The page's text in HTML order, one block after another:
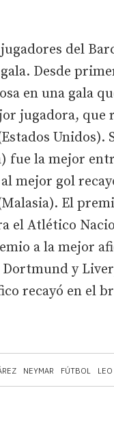
NEYMAR FÚTBOL
del
Desde
en una gala
jugadora, que
Unidos).
fue la mejor
mejor gol
El
el Atlético
a la mejor
Dortmund y
recayó en el